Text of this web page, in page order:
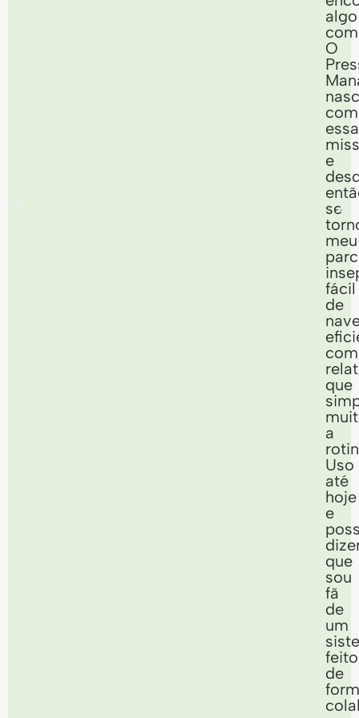
algo
O
com
essa
e
se
meu
fácil
de
com
que
a
Uso
até
hoje
e
que
sou
fã
de
um
feito
de